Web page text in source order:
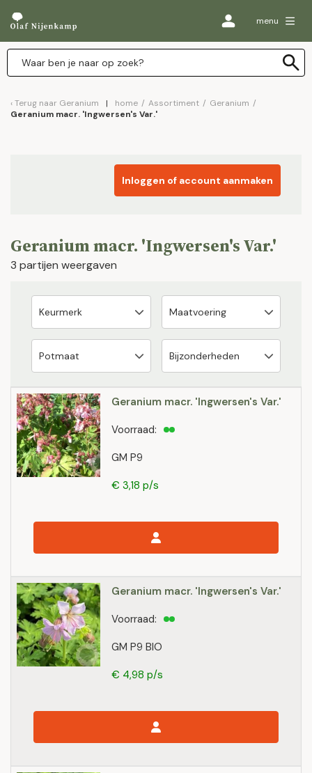
menu
Terug naar Geranium home / Assortiment / Geranium /
Geranium macr. 'Ingwersen's Var.'
Inloggen of account aanmaken
Geranium macr. 'Ingwersen's Var.'
3 partijen weergaven
Geranium macr. 'Ingwersen's Var.'
GM P9
Voorraad:
€ 3,18 p/s
Geranium macr. 'Ingwersen's Var.'
GM P9 BIO
Voorraad:
€ 4,98 p/s